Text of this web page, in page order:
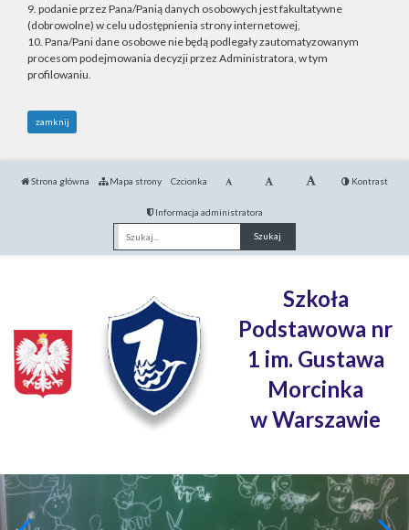
9. podanie przez Pana/Panią danych osobowych jest fakultatywne
(dobrowolne) w celu udostępnienia strony internetowej,
10. Pana/Pani dane osobowe nie będą podlegały zautomatyzowanym
procesom podejmowania decyzji przez Administratora, w tym
profilowaniu.
zamknij
Strona główna Mapa strony Czcionka Kontrast
Informacja administratora
Fraza
Szkoła
Podstawowa nr
1 im. Gustawa
Morcinka
w Warszawie